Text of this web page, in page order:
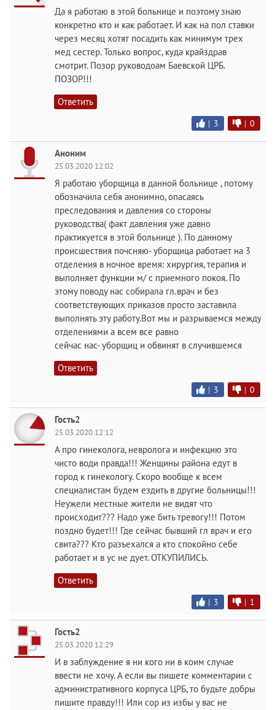
Да я работаю в этой больнице и поэтому знаю
конкретно кто и как работает. И как на пол ставки
через месяц хотят посадить как минимум трех
мед сестер. Только вопрос, куда крайздрав
смотрит. Позор руководоам Баевской ЦРБ.
ПОЗОР!!!
Ответить
| 3 | 0
Аноним
25.03.2020 12:02
Я работаю уборщица в данной больнице , потому
обозначила себя анонимно, опасаясь
преследования и давления со стороны
руководства( факт давления уже давно
практикуется в этой больнице ). По данному
происшествия почсняю- уборщица работает на 3
отделения в ночное время: хирургия, терапия и
выполняет функции м/ с приемного покоя. По
этому поводу нас собирала гл.врач и без
соответствующих приказов просто заставила
выполнять эту работу.Вот мы и разрываемся между
отделениями а всем все равно
сейчас нас- уборщиц и обвинят в случившемся
Ответить
| 3 | 0
Гость2
25.03.2020 12:12
А про гинеколога, невролога и инфекцию это
чисто води правда!!! Женщины района едут в
город к гинекологу. Скоро вообще к всем
специалистам будем ездить в другие больницы!!!
Неужели местные жители не видят что
происходит??? Надо уже бить тревогу!!! Потом
поздно будет!!! Где сейчас бывший гл врач и его
свита??? Кто разъехался а кто спокойно себе
работает и в ус не дует. ОТКУПИЛИСЬ.
Ответить
| 3 | 1
Гость2
25.03.2020 12:29
И в заблуждение я ни кого ни в коим случае
ввести не хочу. А если вы пишете комментарии с
административного корпуса ЦРБ, то будьте добры
пишите правду!!! Или сор из избы у вас не